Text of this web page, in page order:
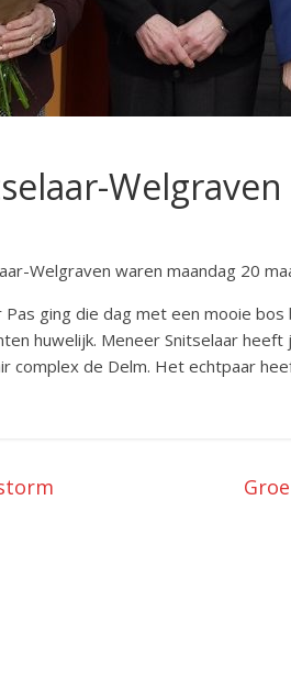
Welgraven waren maandag 20
ging die dag met een mooie
huwelijk. Meneer Snitselaar
complex de Delm. Het echtpaar